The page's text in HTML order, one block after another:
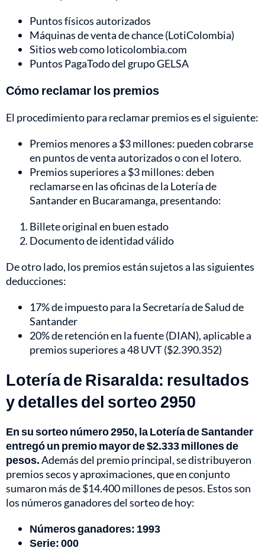
Puntos físicos autorizados
Máquinas de venta de chance (LotiColombia)
Sitios web como loticolombia.com
Puntos PagaTodo del grupo GELSA
Cómo reclamar los premios
El procedimiento para reclamar premios es el siguiente:
Premios menores a $3 millones: pueden cobrarse
en puntos de venta autorizados o con el lotero.
Premios superiores a $3 millones: deben
reclamarse en las oficinas de la Lotería de
Santander en Bucaramanga, presentando:
Billete original en buen estado
Documento de identidad válido
De otro lado, los premios están sujetos a las siguientes
deducciones:
17% de impuesto para la Secretaría de Salud de
Santander
20% de retención en la fuente (DIAN), aplicable a
premios superiores a 48 UVT ($2.390.352)
Lotería de Risaralda: resultados
y detalles del sorteo 2950
En su sorteo número 2950, la Lotería de Santander
entregó un premio mayor de $2.333 millones de
pesos.Además del premio principal, se distribuyeron
premios secos y aproximaciones, que en conjunto
sumaron más de $14.400 millones de pesos. Estos son
los números ganadores del sorteo de hoy:
Números ganadores: 1993
Serie: 000